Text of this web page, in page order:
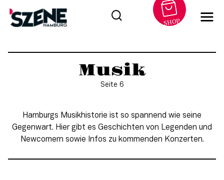
Inhalt
SHOP
Musik
Seite 6
Hamburgs Musikhistorie ist so spannend wie seine
Gegenwart. Hier gibt es Geschichten von Legenden und
Newcomern sowie Infos zu kommenden Konzerten.